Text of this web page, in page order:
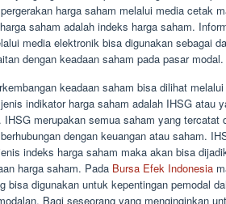
harga saham melalui media cetak
saham adalah indeks harga saham.
media elektronik bisa digunakan sebagai
dengan keadaan saham pada pasar modal.
keadaan saham bisa dilihat
indikator harga saham adalah IHSG atau
merupakan semua saham yang tercatat
dengan keuangan atau saham.
indeks harga saham maka akan bisa
harga saham. Pada Bursa Efek Indonesia
bisa digunakan untuk kepentingan pemodal
Bagi seseorang yang menginginkan